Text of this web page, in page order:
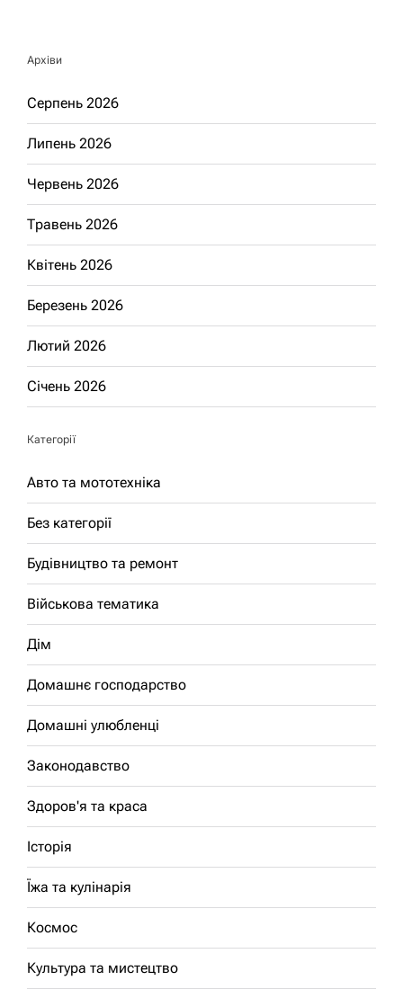
Архіви
Серпень 2026
Липень 2026
Червень 2026
Травень 2026
Квітень 2026
Березень 2026
Лютий 2026
Січень 2026
Категорії
Авто та мототехніка
Без категорії
Будівництво та ремонт
Військова тематика
Дім
Домашнє господарство
Домашні улюбленці
Законодавство
Здоров'я та краса
Історія
Їжа та кулінарія
Космос
Культура та мистецтво